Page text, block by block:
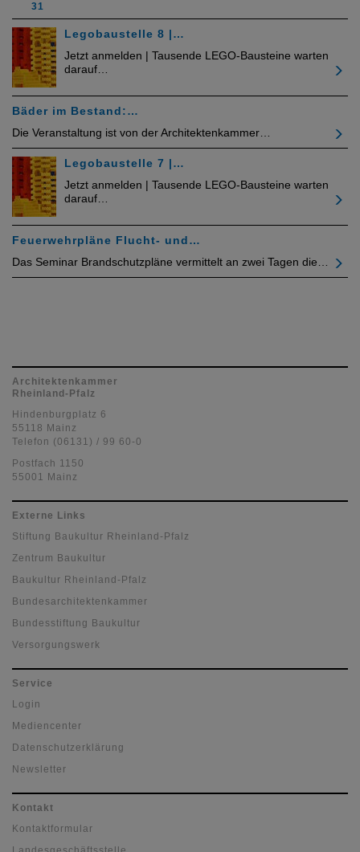
31
Legobaustelle 8 |…
Jetzt anmelden | Tausende LEGO-Bausteine warten
darauf…
Bäder im Bestand:…
Die Veranstaltung ist von der Architektenkammer…
Legobaustelle 7 |…
Jetzt anmelden | Tausende LEGO-Bausteine warten
darauf…
Feuerwehrpläne Flucht- und…
Das Seminar Brandschutzpläne vermittelt an zwei Tagen die…
Architektenkammer
Rheinland-Pfalz
Hindenburgplatz 6
55118 Mainz
Telefon (06131) / 99 60-0
Postfach 1150
55001 Mainz
Externe Links
Stiftung Baukultur Rheinland-Pfalz
Zentrum Baukultur
Baukultur Rheinland-Pfalz
Bundesarchitektenkammer
Bundesstiftung Baukultur
Versorgungswerk
Service
Login
Mediencenter
Datenschutzerklärung
Newsletter
Kontakt
Kontaktformular